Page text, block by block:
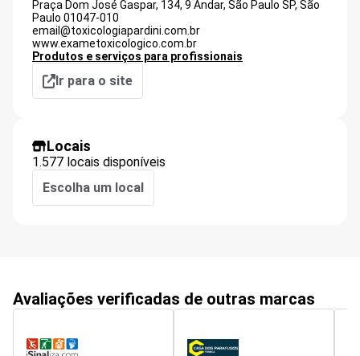
Praça Dom José Gaspar, 134, 9 Andar, São Paulo SP, São
Paulo 01047-010
email@toxicologiapardini.com.br
www.exametoxicologico.com.br
Produtos e serviços para profissionais
Ir para o site
Locais
1.577 locais disponíveis
Escolha um local
Avaliações verificadas de outras marcas